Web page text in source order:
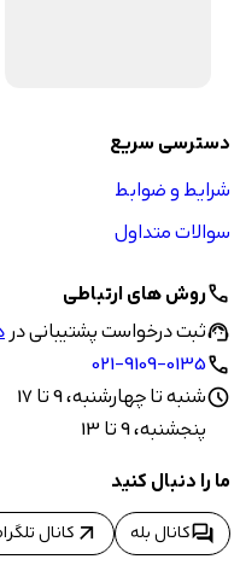
دسترسی سریع
شرایط و ضوابط
سوالات متداول
callروش های ارتباطی
support_agentثبت درخواست پشتیبانی در
call
021-9109-0135
scheduleشنبه تا چهارشنبه، 9 تا 17
پنجشنبه، 9 تا 13
ما را دنبال کنید
forumکانال بله arrow_outward کانال